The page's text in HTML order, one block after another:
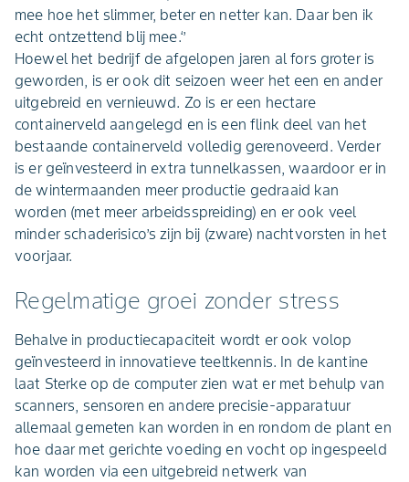
mee hoe het slimmer, beter en netter kan. Daar ben ik
echt ontzettend blij mee.‘’
Hoewel het bedrijf de afgelopen jaren al fors groter is
geworden, is er ook dit seizoen weer het een en ander
uitgebreid en vernieuwd. Zo is er een hectare
containerveld aangelegd en is een flink deel van het
bestaande containerveld volledig gerenoveerd. Verder
is er geïnvesteerd in extra tunnelkassen, waardoor er in
de wintermaanden meer productie gedraaid kan
worden (met meer arbeidsspreiding) en er ook veel
minder schaderisico’s zijn bij (zware) nachtvorsten in het
voorjaar.
Regelmatige groei zonder stress
Behalve in productiecapaciteit wordt er ook volop
geïnvesteerd in innovatieve teeltkennis. In de kantine
laat Sterke op de computer zien wat er met behulp van
scanners, sensoren en andere precisie-apparatuur
allemaal gemeten kan worden in en rondom de plant en
hoe daar met gerichte voeding en vocht op ingespeeld
kan worden via een uitgebreid netwerk van